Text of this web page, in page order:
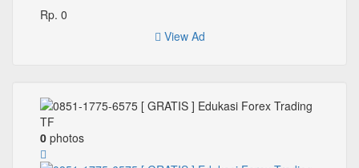
Rp. 0
View Ad
0 photos